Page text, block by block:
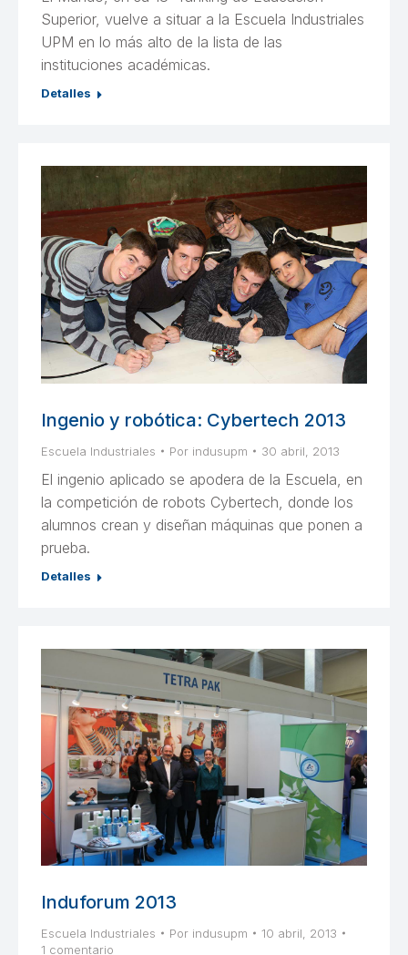
Superior, vuelve a situar a la Escuela Industriales
UPM en lo más alto de la lista de las
instituciones académicas.
Detalles
Ingenio y robótica: Cybertech 2013
Escuela Industriales Por indusupm 30 abril, 2013
El ingenio aplicado se apodera de la Escuela, en
la competición de robots Cybertech, donde los
alumnos crean y diseñan máquinas que ponen a
prueba.
Detalles
Induforum 2013
Escuela Industriales Por indusupm
10 abril, 2013
1 comentario